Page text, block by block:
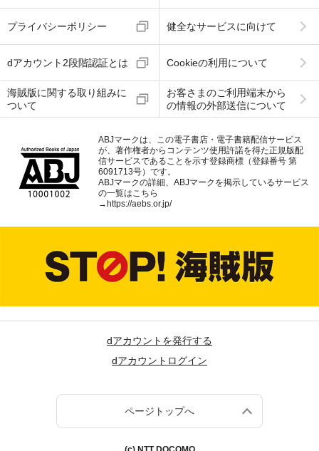
プライバシーポリシー 健全なサービスに向けて
dアカウント2段階認証とは Cookieの利用について
海賊版に関する取り組みに
ついて
お客さまのご利用端末から
の情報の外部送信について
ABJマークは、この電子書店・電子書籍配信サービス
が、著作権者からコンテンツ使用許諾を得た正規版配
信サービスであることを示す登録商標（登録番号 第
6091713号）です。
ABJマークの詳細、ABJマークを掲示しているサービス
の一覧はこちら
→ https://aebs.or.jp/
dアカウントを発行する
dアカウントログイン
ページトップへ